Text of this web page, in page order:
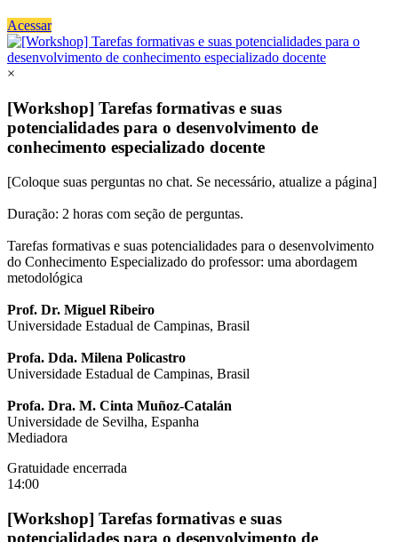
Acessar
×
[Workshop] Tarefas formativas e suas
potencialidades para o desenvolvimento de
conhecimento especializado docente
[Coloque suas perguntas no chat. Se necessário, atualize a página]
Duração: 2 horas com seção de perguntas.
Tarefas formativas e suas potencialidades para o desenvolvimento
do Conhecimento Especializado do professor: uma abordagem
metodológica
Prof. Dr. Miguel Ribeiro
Universidade Estadual de Campinas, Brasil
Profa. Dda. Milena Policastro
Universidade Estadual de Campinas, Brasil
Profa. Dra. M. Cinta Muñoz-Catalán
Universidade de Sevilha, Espanha
Mediadora
Gratuidade encerrada
14:00
[Workshop] Tarefas formativas e suas
potencialidades para o desenvolvimento de